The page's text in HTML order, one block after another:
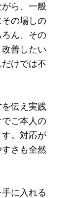
ら、一般
の場しの
ん、その
善したい
けでは不
伝え実践
ご本人の
。対応が
さも全然
に入れる